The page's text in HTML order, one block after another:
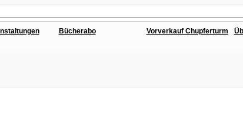
Bücherabo Vorverkauf Chupferturm